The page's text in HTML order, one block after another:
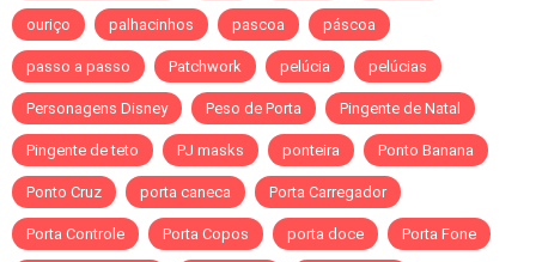
ouriço palhacinhos pascoa páscoa
passo a passo Patchwork pelúcia pelúcias
Personagens Disney Peso de Porta Pingente de Natal
Pingente de teto PJ masks ponteira Ponto Banana
Ponto Cruz porta caneca Porta Carregador
Porta Controle Porta Copos porta doce Porta Fone